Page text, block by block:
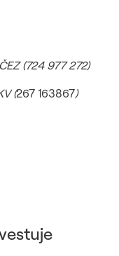
(724 977 272)
(267 163867)